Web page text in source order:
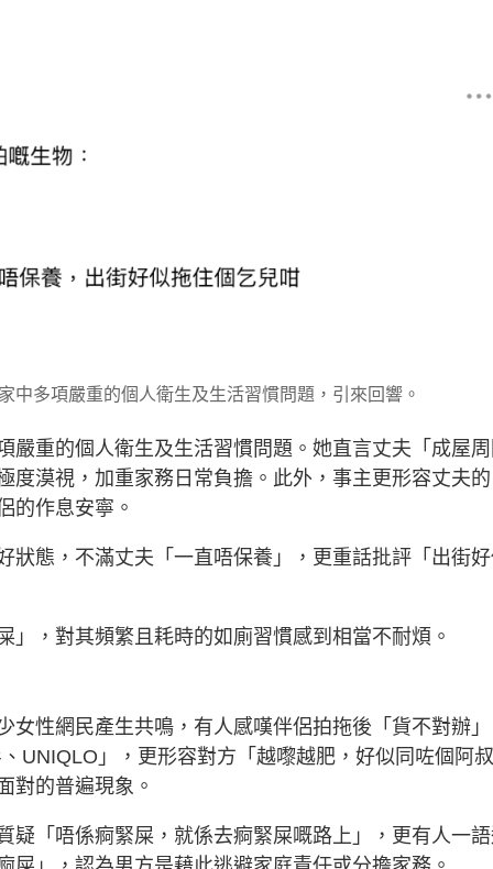
中多項嚴重的個人衛生及生活習慣問題，引來回響。
嚴重的個人衛生及生活習慣問題。她直言丈夫「成屋
度漠視，加重家務日常負擔。此外，事主更形容丈夫的
的作息安寧。
狀態，不滿丈夫「一直唔保養」，更重話批評「出街
，對其頻繁且耗時的如廁習慣感到相當不耐煩。
女性網民產生共鳴，有人感嘆伴侶拍拖後「貨不對辦
UNIQLO」，更形容對方「越嚟越肥，好似同咗個阿
對的普遍現象。
疑「唔係痾緊屎，就係去痾緊屎嘅路上」，更有人一